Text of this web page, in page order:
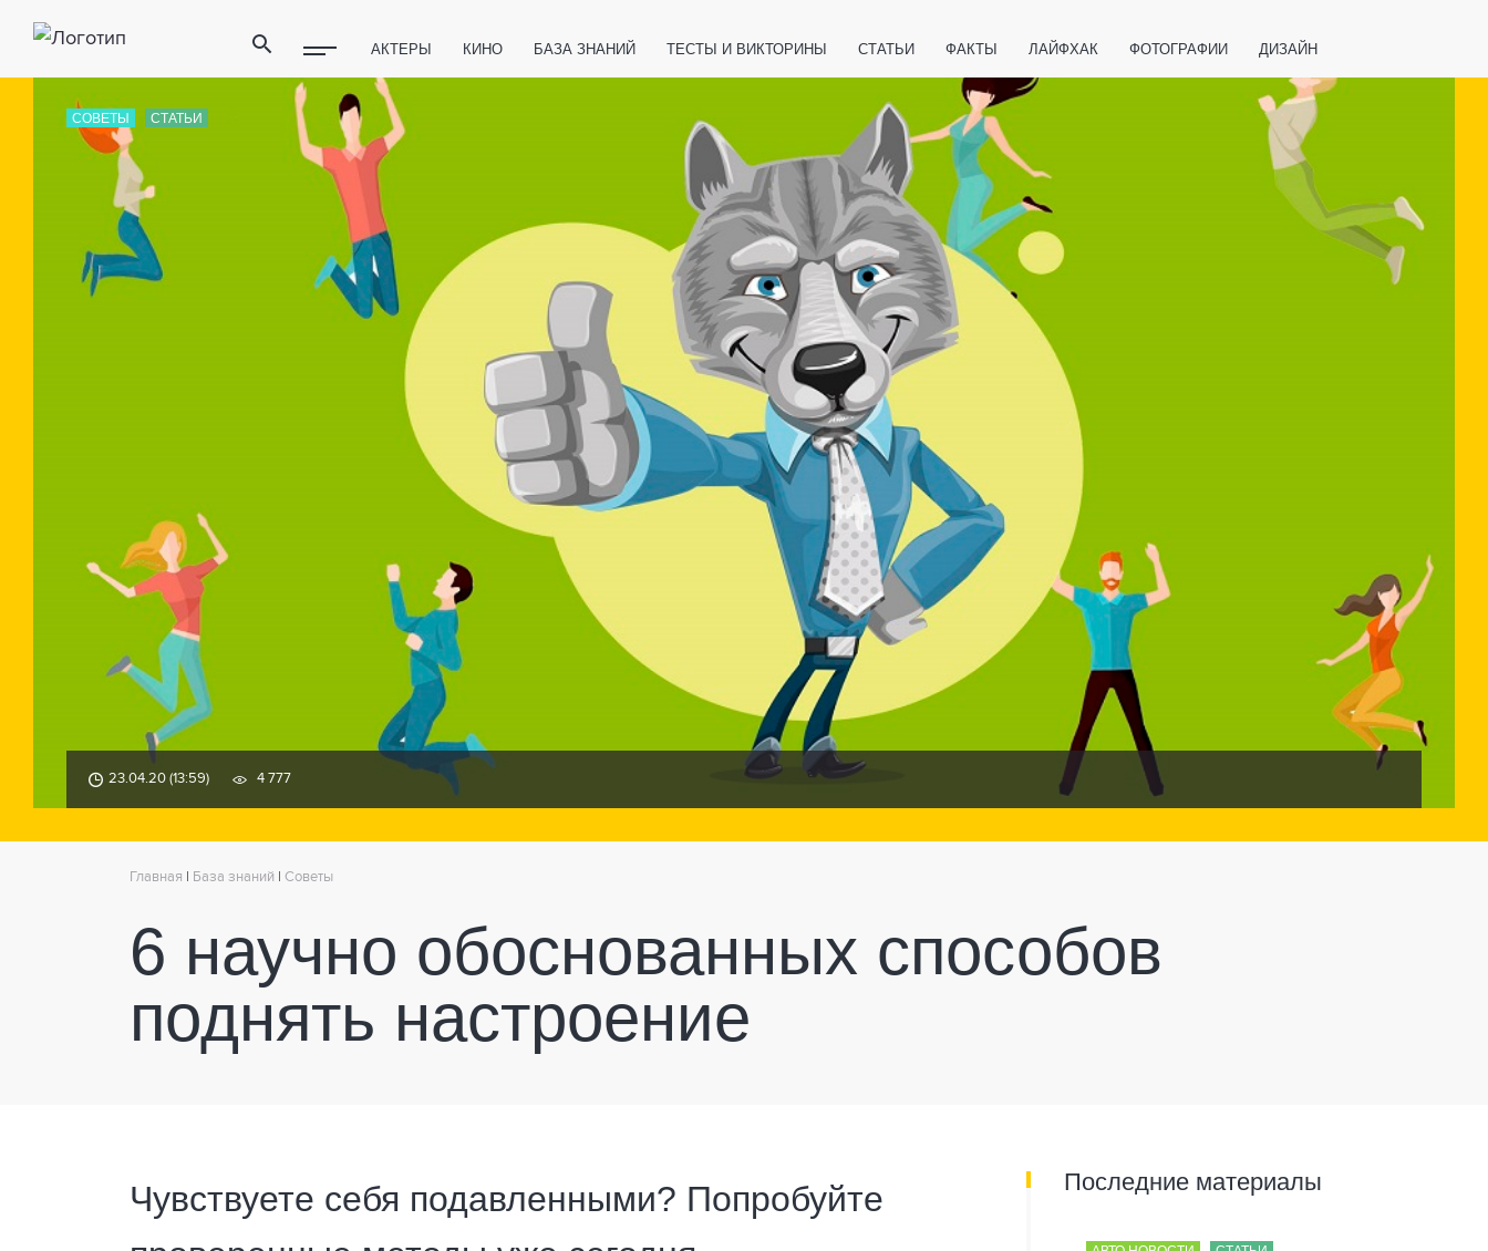
АКТЕРЫ КИНО БАЗА ЗНАНИЙ ТЕСТЫ И ВИКТОРИНЫ СТАТЬИ ФАКТЫ ЛАЙФХАК ФОТОГРАФИИ ДИЗАЙН
ПОЛЕЗНЫЕ СОВЕТЫ ЗАКОНОДАТЕЛЬСТВО ВАЖНО ЗНАТЬ СМАРТФОНЫ
ФИТНЕС
СОВЕТЫ СТАТЬИ
23.04.20 (13:59) 4 777
Главная База знаний Советы
6 научно обоснованных способов
поднять настроение
Чувствуете себя подавленными? Попробуйте
Последние материалы